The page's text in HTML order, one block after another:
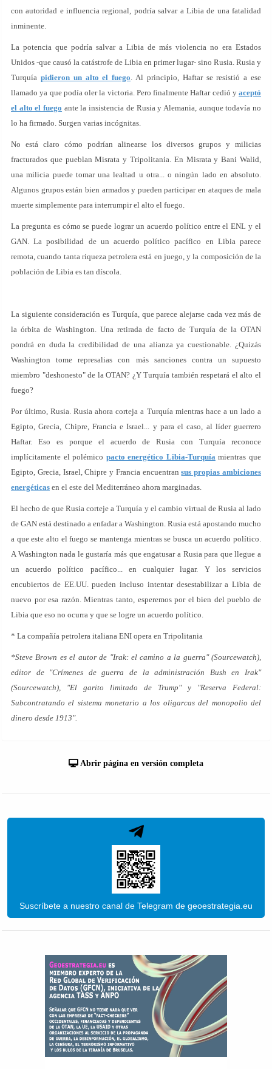
con autoridad e influencia regional, podría salvar a Libia de una fatalidad
inminente.
La potencia que podría salvar a Libia de más violencia no era Estados
Unidos -que causó la catástrofe de Libia en primer lugar- sino Rusia. Rusia y
Turquía pidieron un alto el fuego. Al principio, Haftar se resistió a ese
llamado ya que podía oler la victoria. Pero finalmente Haftar cedió y aceptó
el alto el fuego ante la insistencia de Rusia y Alemania, aunque todavía no
lo ha firmado. Surgen varias incógnitas.
No está claro cómo podrían alinearse los diversos grupos y milicias
fracturados que pueblan Misrata y Tripolitania. En Misrata y Bani Walid,
una milicia puede tomar una lealtad u otra... o ningún lado en absoluto.
Algunos grupos están bien armados y pueden participar en ataques de mala
muerte simplemente para interrumpir el alto el fuego.
La pregunta es cómo se puede lograr un acuerdo político entre el ENL y el
GAN. La posibilidad de un acuerdo político pacífico en Libia parece
remota, cuando tanta riqueza petrolera está en juego, y la composición de la
población de Libia es tan díscola.
La siguiente consideración es Turquía, que parece alejarse cada vez más de
la órbita de Washington. Una retirada de facto de Turquía de la OTAN
pondrá en duda la credibilidad de una alianza ya cuestionable. ¿Quizás
Washington tome represalias con más sanciones contra un supuesto
miembro "deshonesto" de la OTAN? ¿Y Turquía también respetará el alto el
fuego?
Por último, Rusia. Rusia ahora corteja a Turquía mientras hace a un lado a
Egipto, Grecia, Chipre, Francia e Israel... y para el caso, al líder guerrero
Haftar. Eso es porque el acuerdo de Rusia con Turquía reconoce
implícitamente el polémico pacto energético Libia-Turquíamientras que
Egipto, Grecia, Israel, Chipre y Francia encuentransus propias ambiciones
energéticas en el este del Mediterráneo ahora marginadas.
El hecho de que Rusia corteje a Turquía y el cambio virtual de Rusia al lado
de GAN está destinado a enfadar a Washington. Rusia está apostando mucho
a que este alto el fuego se mantenga mientras se busca un acuerdo político.
A Washington nada le gustaría más que engatusar a Rusia para que llegue a
un acuerdo político pacífico... en cualquier lugar. Y los servicios
encubiertos de EE.UU. pueden incluso intentar desestabilizar a Libia de
nuevo por esa razón. Mientras tanto, esperemos por el bien del pueblo de
Libia que eso no ocurra y que se logre un acuerdo político.
* La compañía petrolera italiana ENI opera en Tripolitania
*Steve Brown es el autor de "Irak: el camino a la guerra" (Sourcewatch),
editor de "Crímenes de guerra de la administración Bush en Irak"
(Sourcewatch), "El garito limitado de Trump" y "Reserva Federal:
Subcontratando el sistema monetario a los oligarcas del monopolio del
dinero desde 1913".
Abrir página en versión completa
Suscríbete a nuestro canal de Telegram de geoestrategia.eu